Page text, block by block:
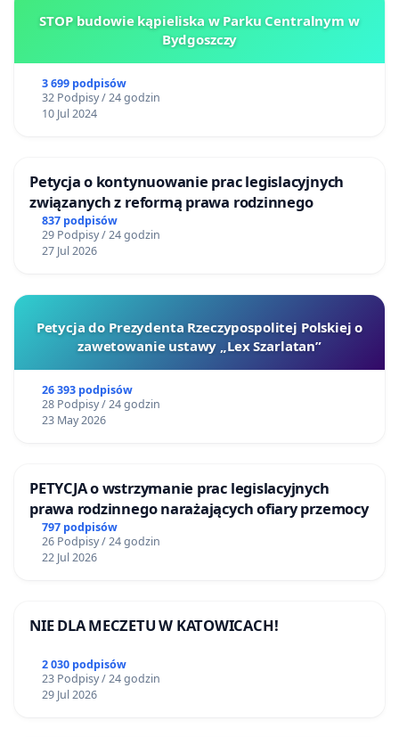
STOP budowie kąpieliska w Parku Centralnym w
Bydgoszczy
3 699 podpisów
32 Podpisy / 24 godzin
10 Jul 2024
Petycja o kontynuowanie prac legislacyjnych
związanych z reformą prawa rodzinnego
837 podpisów
29 Podpisy / 24 godzin
27 Jul 2026
Petycja do Prezydenta Rzeczypospolitej Polskiej o
zawetowanie ustawy „Lex Szarlatan”
26 393 podpisów
28 Podpisy / 24 godzin
23 May 2026
PETYCJA o wstrzymanie prac legislacyjnych
prawa rodzinnego narażających ofiary przemocy
797 podpisów
26 Podpisy / 24 godzin
22 Jul 2026
NIE DLA MECZETU W KATOWICACH!
2 030 podpisów
23 Podpisy / 24 godzin
29 Jul 2026